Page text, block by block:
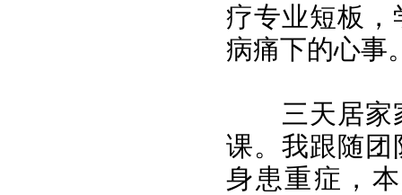
疗专业短板
病痛下的心事
三天居
课。我跟随
身患重症，